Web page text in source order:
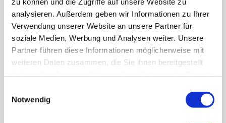
analysieren. Außerdem geben wir Informationen zu Ihrer
Verwendung unserer Website an unsere Partner für
soziale Medien, Werbung und Analysen weiter. Unsere
Partner führen diese Informationen möglicherweise mit
weiteren Daten zusammen, die Sie ihnen bereitgestellt
Notwendig
UNSER FACHBETRIEB AUS GAUTING NAHE
Kundenorientierte